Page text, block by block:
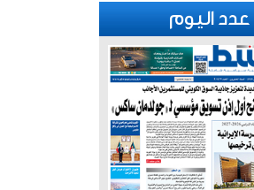
عدد اليوم